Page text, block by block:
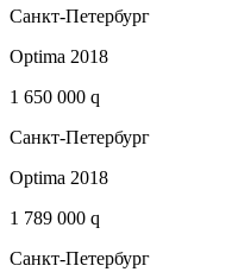
Санкт-Петербург
Optima 2018
1 650 000 q
Санкт-Петербург
Optima 2018
1 789 000 q
Санкт-Петербург